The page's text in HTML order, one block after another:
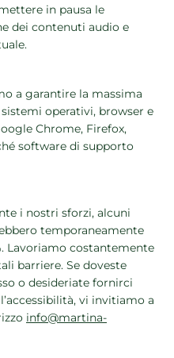
in pausa le
dei contenuti audio e
a garantire la massima
operativi, browser e
Chrome, Firefox,
software di supporto
i nostri sforzi, alcuni
temporaneamente
Lavoriamo costantemente
barriere. Se doveste
o desideriate fornirci
vi invitiamo a
info@martina-